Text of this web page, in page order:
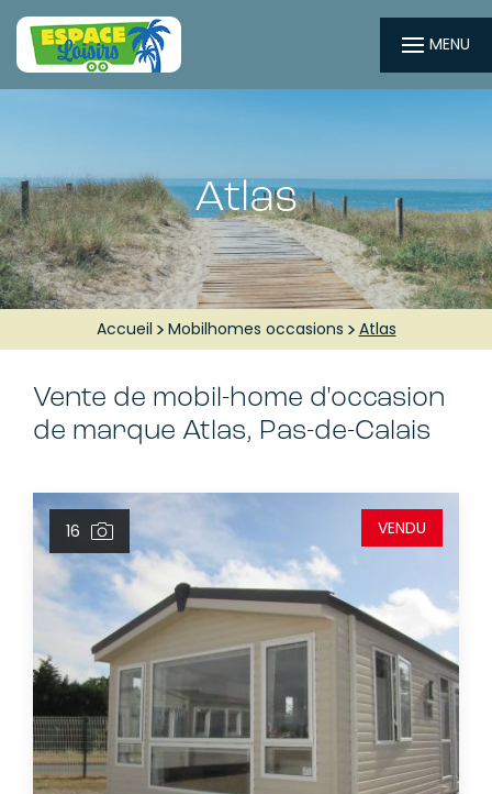
MENU
Atlas
Accueil Mobilhomes occasions Atlas
Vente de mobil-home d'occasion
de marque Atlas, Pas-de-Calais
16 VENDU